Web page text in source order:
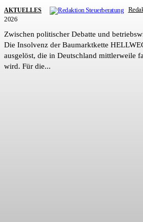
AKTUELLES
2026
Zwischen politischer Debatte und
Die Insolvenz der Baumarktkette
ausgelöst, die in Deutschland mittlerweile
wird. Für die...